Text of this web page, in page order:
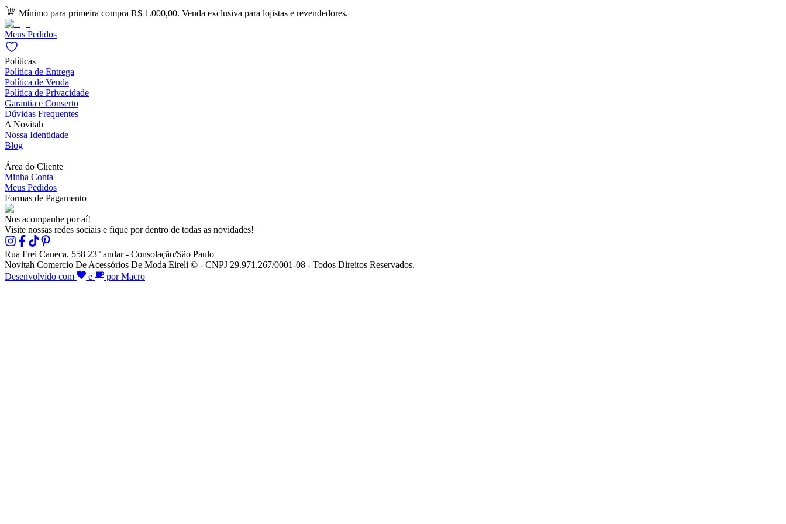
Mínimo para primeira compra R$ 1.000,00. Venda exclusiva para lojistas e revendedores.
Meus Pedidos
Políticas
Política de Entrega
Política de Venda
Política de Privacidade
Garantia e Conserto
Dúvidas Frequentes
A Novitah
Nossa Identidade
Blog
Área do Cliente
Minha Conta
Meus Pedidos
Formas de Pagamento
Nos acompanhe por aí!
Visite nossas redes sociais e fique por dentro de todas as novidades!
Rua Frei Caneca, 558 23° andar - Consolação/São Paulo
Novitah Comercio De Acessórios De Moda Eireli © - CNPJ 29.971.267/0001-08 - Todos Direitos Reservados.
Desenvolvido com
e por Macro